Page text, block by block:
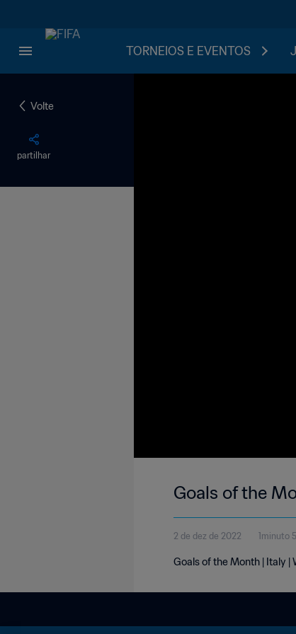
TORNEIOS E EVENTOS
Volte
partilhar
2 de dez de 2022 1minuto
Goals of the Month | Italy |